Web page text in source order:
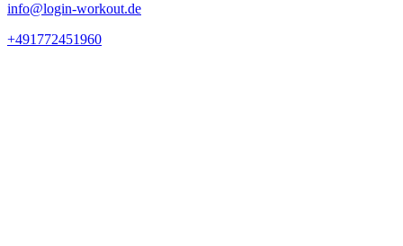
info@login-workout.de
+491772451960